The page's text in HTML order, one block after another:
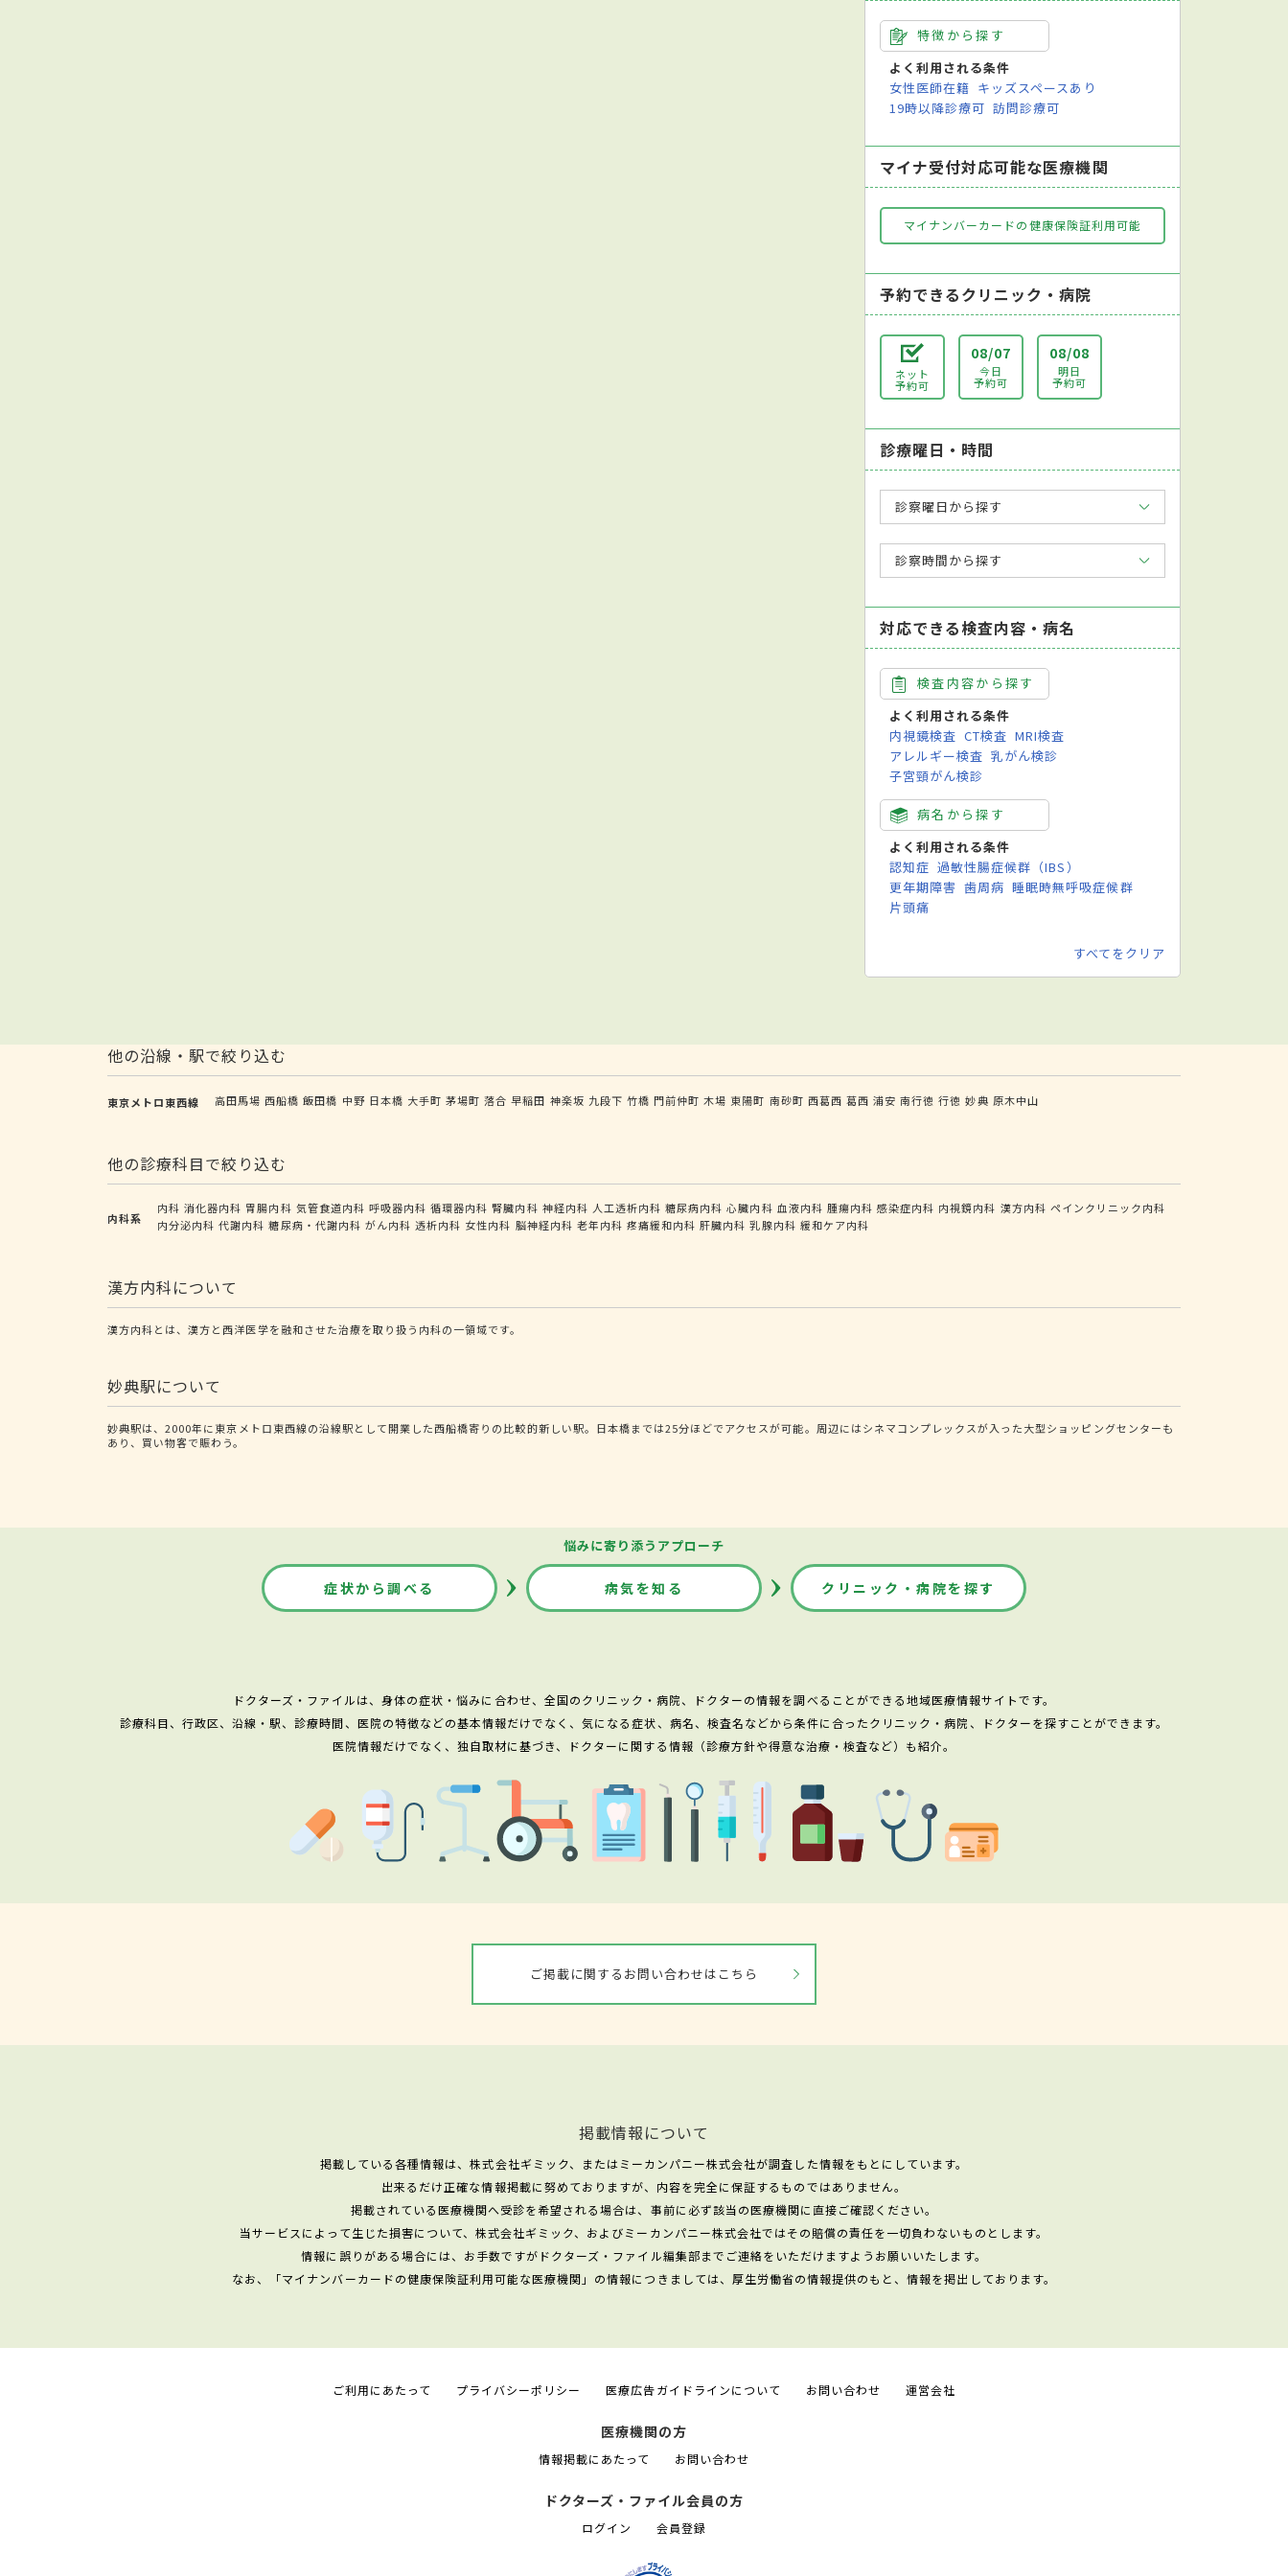
特徴から探す
よく利用される条件
女性医師在籍 キッズスペースあり
19時以降診療可 訪問診療可
マイナ受付対応可能な医療機関
マイナンバーカードの健康保険証利用可能
予約できるクリニック・病院
ネット
予約可
08/07
今日
予約可
08/08
明日
予約可
診療曜日・時間
診察曜日から探す
診察時間から探す
対応できる検査内容・病名
検査内容から探す
よく利用される条件
内視鏡検査 CT検査 MRI検査
アレルギー検査 乳がん検診
子宮頸がん検診
病名から探す
よく利用される条件
認知症 過敏性腸症候群（IBS）
更年期障害 歯周病 睡眠時無呼吸症候群
片頭痛
すべてをクリア
他の沿線・駅で絞り込む
東京メトロ東西線 高田馬場 西船橋 飯田橋 中野 日本橋 大手町 茅場町 落合 早稲田 神楽坂 九段下 竹橋 門前仲町 木場 東陽町 南砂町 西葛西 葛西 浦安 南行徳 行徳 妙典 原木中山
他の診療科目で絞り込む
内科系
内科 消化器内科 胃腸内科 気管食道内科 呼吸器内科 循環器内科 腎臓内科 神経内科 人工透析内科 糖尿病内科 心臓内科 血液内科 腫瘍内科 感染症内科 内視鏡内科 漢方内科 ペインクリニック内科
内分泌内科 代謝内科 糖尿病・代謝内科 がん内科 透析内科 女性内科 脳神経内科 老年内科 疼痛緩和内科 肝臓内科 乳腺内科 緩和ケア内科
漢方内科について
漢方内科とは、漢方と西洋医学を融和させた治療を取り扱う内科の一領域です。
妙典駅について
妙典駅は、2000年に東京メトロ東西線の沿線駅として開業した西船橋寄りの比較的新しい駅。日本橋までは25分ほどでアクセスが可能。周辺にはシネマコンプレックスが入った大型ショッピングセンターも
あり、買い物客で賑わう。
悩みに寄り添うアプローチ
症状から調べる 病気を知る クリニック・病院を探す
ドクターズ・ファイルは、身体の症状・悩みに合わせ、全国のクリニック・病院、ドクターの情報を調べることができる地域医療情報サイトです。
診療科目、行政区、沿線・駅、診療時間、医院の特徴などの基本情報だけでなく、気になる症状、病名、検査名などから条件に合ったクリニック・病院、ドクターを探すことができます。
医院情報だけでなく、独自取材に基づき、ドクターに関する情報（診療方針や得意な治療・検査など）も紹介。
ご掲載に関するお問い合わせはこちら
掲載情報について
掲載している各種情報は、株式会社ギミック、またはミーカンパニー株式会社が調査した情報をもとにしています。
出来るだけ正確な情報掲載に努めておりますが、内容を完全に保証するものではありません。
掲載されている医療機関へ受診を希望される場合は、事前に必ず該当の医療機関に直接ご確認ください。
当サービスによって生じた損害について、株式会社ギミック、およびミーカンパニー株式会社ではその賠償の責任を一切負わないものとします。
情報に誤りがある場合には、お手数ですがドクターズ・ファイル編集部までご連絡をいただけますようお願いいたします。
なお、「マイナンバーカードの健康保険証利用可能な医療機関」の情報につきましては、厚生労働省の情報提供のもと、情報を掲出しております。
ご利用にあたって プライバシーポリシー 医療広告ガイドラインについて お問い合わせ 運営会社
医療機関の方
情報掲載にあたって お問い合わせ
ドクターズ・ファイル会員の方
ログイン 会員登録